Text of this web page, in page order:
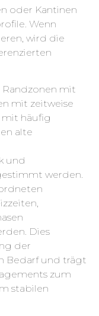
oder Kantinen
Wenn
wird die
Randzonen mit
mit zeitweise
häufig
alte
und
werden.
Dies
der
Bedarf und trägt
zum
stabilen